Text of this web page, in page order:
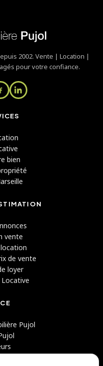
2002. Vente | Location |
pour votre confiance.
bien
vente
de vente
loyer
Pujol